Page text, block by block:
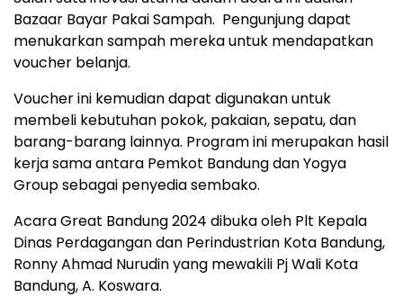
Bazaar Bayar Pakai Sampah. Pengunjung dapat
menukarkan sampah mereka untuk mendapatkan
voucher belanja.
Voucher ini kemudian dapat digunakan untuk
membeli kebutuhan pokok, pakaian, sepatu, dan
barang-barang lainnya. Program ini merupakan hasil
kerja sama antara Pemkot Bandung dan Yogya
Group sebagai penyedia sembako.
Acara Great Bandung 2024 dibuka oleh Plt Kepala
Dinas Perdagangan dan Perindustrian Kota Bandung,
Ronny Ahmad Nurudin yang mewakili Pj Wali Kota
Bandung, A. Koswara.